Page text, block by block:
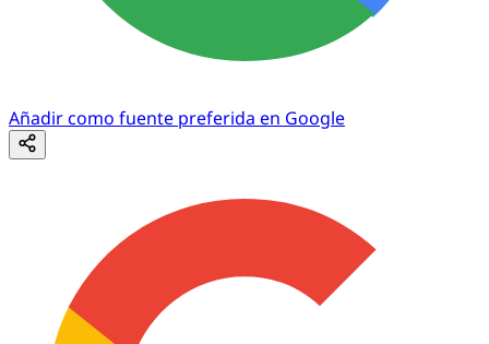
Añadir como fuente preferida en Google